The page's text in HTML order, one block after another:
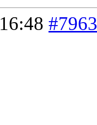
16:48 #7963